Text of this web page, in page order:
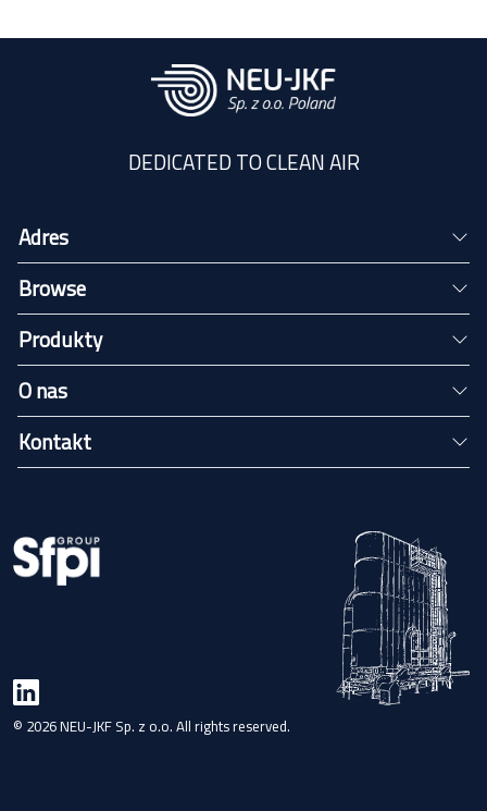
DEDICATED TO CLEAN AIR
Adres
Browse
Produkty
O nas
Kontakt
© 2026 NEU-JKF Sp. z o.o. All rights reserved.